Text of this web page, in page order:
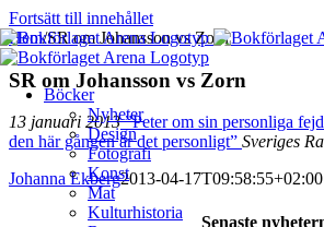
Fortsätt till innehållet
Böcker
Nyheter
Design
Fotografi
Konst
Mat
Kulturhistoria
Hem/SR om Johansson vs Zorn
SR om Johansson vs Zorn
13 januari 2013 ”Peter om sin personliga
den här gången är det personligt” Sveriges
Johanna Ekberg2013-04-17T09:58:55+02:00
Senaste